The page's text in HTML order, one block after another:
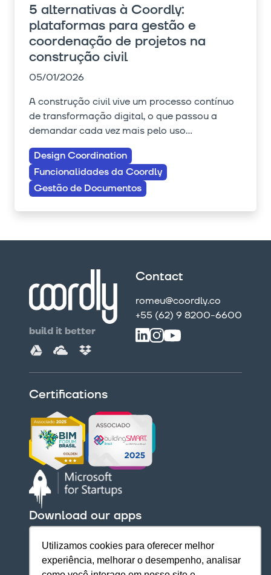
Utilizamos cookies para oferecer melhor
experiência, melhorar o desempenho, analisar
5 alternativas à Coordly:
plataformas para gestão e
coordenação de projetos na
construção civil
05/01/2026
A construção civil vive um processo contínuo
de transformação digital, o que passou a
demandar cada vez mais pelo uso...
Design Coordination
Funcionalidades da Coordly
Gestão de Documentos
build it better
Contact
romeu@coordly.co
+55 (62) 9 8200-6600
Certifications
Download our apps